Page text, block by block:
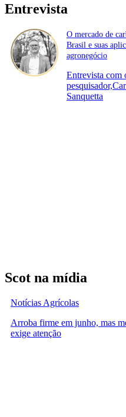
Entrevista
O mercado de
Brasil e suas
agronegócio
Entrevista com
Sanquetta
Scot na mídia
Notícias Agrícolas
Arroba firme em junho, mas
exige atenção